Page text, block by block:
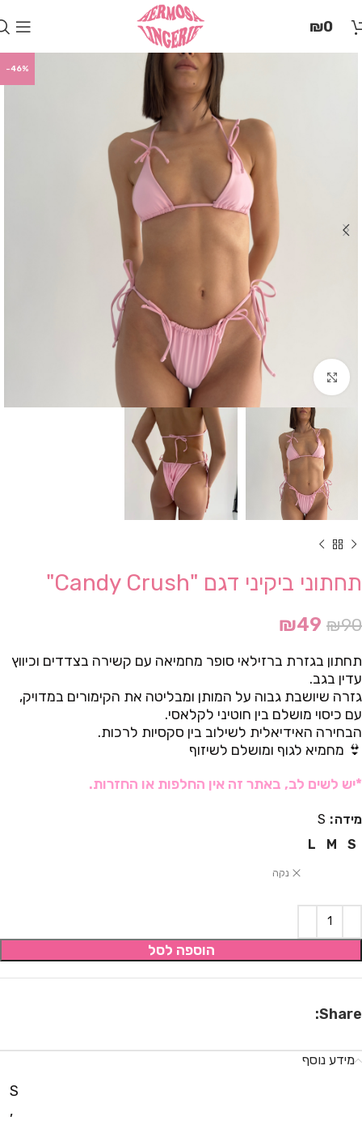
זֶה
תַּפְרִיט
הֵנְּגִישׁוּת
₪0
-46%
Click to enlarge
תחתוני ביקיני דגם "Candy Crush"
₪90
₪49
תחתון בגזרת ברזילאי סופר מחמיאה עם קשירה בצדדים וכיווץ
עדין בגב.
גזרה שיושבת גבוה על המותן ומבליטה את הקימורים במדויק,
עם כיסוי מושלם בין חוטיני לקלאסי.
הבחירה האידיאלית לשילוב בין סקסיות לרכות.
👙 מחמיא לגוף ומושלם לשיזוף
*יש לשים לב, באתר זה אין החלפות או החזרות.
מידה
S
S
M
L
נקה
הוספה לסל
Share:
מידע נוסף
S
,